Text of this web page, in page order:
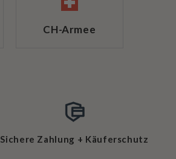
CH-Armee
Sichere Zahlung + Käuferschutz